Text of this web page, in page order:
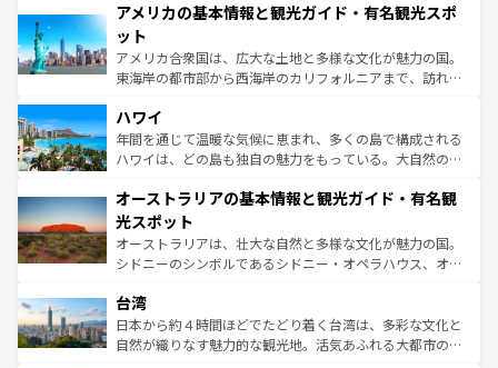
ンツ一覧を参照してほしい。
の建物がそのまま残る町や、スイスならではのユニークな
博物館もあり、アルプス観光だけでなく町歩きも満喫する
ことができる。国民の所得が高いため物価も高いが、旅行
者向けの交通パス提供のサービスもあり、うまく活用すれ
着のスイス情報は
アメリカの基本情報と観光ガイド・有名観光スポ
ット
アメリカ合衆国は、広大な土地と多様な文化が魅力の国。
東海岸の都市部から西海岸のカリフォルニアまで、訪れる
のような巨大都市は、観光、ショッピング、エンターテイ
ンメントが詰まった刺激的なスポットだ。一方、アメリカ
西部には大自然が広がり、グランドキャニオンやイエロー
部のニューオーリンズでは、音楽と美食が融合した独特の
文化が魅力。旅行者はアメリカの各地域で異なる魅力を楽
しみながら、その多様性と豊かな歴史を感じることができ
るだろう。車でのロードトリップや列車の旅も、アメリカ
情報は
ハワイ
年間を通じて温暖な気候に恵まれ、多くの島で構成される
ハワイは、どの島も独自の魅力をもっている。大自然の神
ワイ島は見逃せない。また、定番の観光地といえばオアフ
島だが、静かな自然を求めるならマウイ島やカウアイ島が
おすすめ。エメラルドグリーンに輝く海をはじめ、豊かな
文化や歴史が息づいている。「アロハスピリット」と呼ば
人々、おいしいローカルフードやハワイアンミュージッ
ク、伝統的なフラダンスなど、すべてがハワイの魅力を彩
っている。訪れるたびに新しい発見と感動が待っているハ
オーストラリアの基本情報と観光ガイド・有名観
光スポット
オーストラリアは、壮大な自然と多様な文化が魅力の国。
シドニーのシンボルであるシドニー・オペラハウス、オー
リアリーフや大陸中央部にそびえるウルル（エアーズロッ
ク）、タスマニアの美しい原生林やケアンズの熱帯雨林な
ど、見どころがたくさん。また、カフェやワイン、オージ
台湾
日本から約４時間ほどでたどり着く台湾は、多彩な文化と
自然が織りなす魅力的な観光地。活気あふれる大都市の台